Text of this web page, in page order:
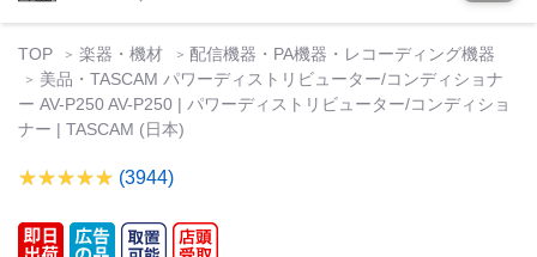
TOP 楽器・機材
配信機器・PA機器・レコーディング機器
美品・TASCAM パワーディストリビューター/コンディショナ
ー AV-P250 AV-P250 | パワーディストリビューター/コンディショ
ナー | TASCAM (日本)
(3944)